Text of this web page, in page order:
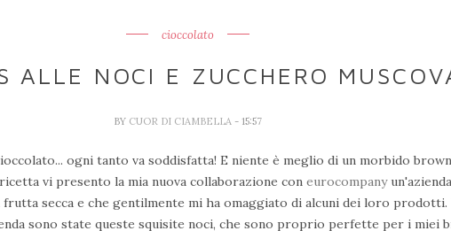
cioccolato
ALLE NOCI E ZUCCHERO
BY CUOR DI CIAMBELLA - 15:57
ogni tanto va soddisfatta! E niente è meglio di un morbido
vi presento la mia nuova collaborazione con eurocompany
frutta secca e che gentilmente mi ha omaggiato di alcuni dei loro
sono state queste squisite noci, che sono proprio perfette per i miei